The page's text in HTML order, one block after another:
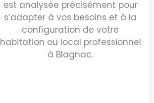
est analysée précisément pour
s’adapter à vos besoins et à la
configuration de votre
habitation ou local professionnel
à Blagnac.